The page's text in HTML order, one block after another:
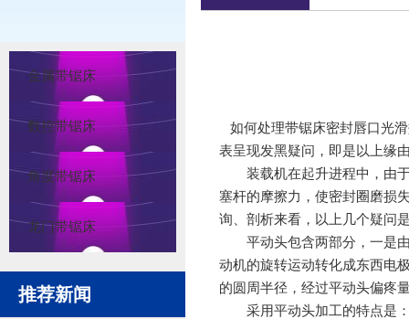
金属带锯床
数控带锯床
角度带锯床
龙门带锯床
推荐新闻
如何处理带锯床密封唇口光
表呈现发黑疑问，即是以上缘
装载机在起升进程中，由于
塞杆的摩擦力，使密封圈磨损
询、剖析来看，以上几个疑问
平动头包含两部分，一是由
动机的旋转运动转化成东西电
的圆周半径，经过平动头偏疼
采用平动头加工的特点是：